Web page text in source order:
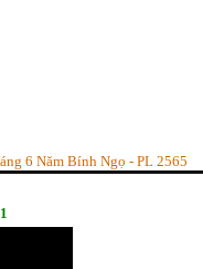
6 Năm Bính Ngọ - PL 2565